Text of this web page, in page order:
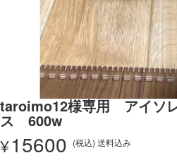
taroimo12様専用 アイソ
ス 600w
¥15600 (税込) 送料込み